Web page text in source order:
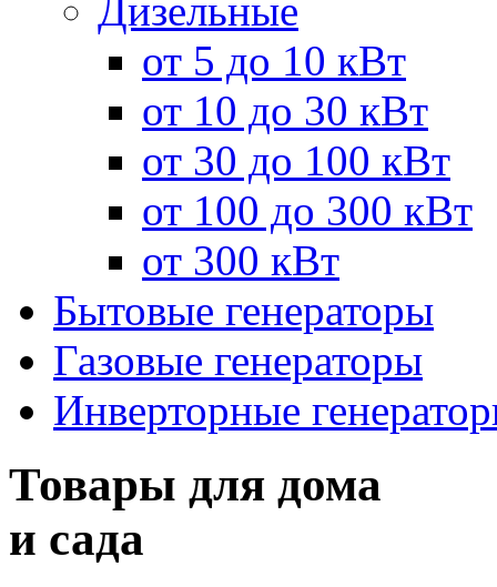
Дизельные
от 5 до 10 кВт
от 10 до 30 кВт
от 30 до 100 кВт
от 100 до 300 кВт
от 300 кВт
Бытовые генераторы
Газовые генераторы
Инверторные
Товары для дома
и сада